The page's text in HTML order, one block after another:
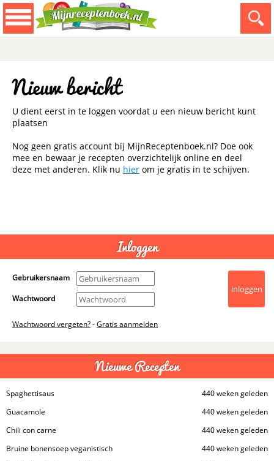
Nieuw bericht
U dient eerst in te loggen voordat u een nieuw bericht kunt
plaatsen
Nog geen gratis account bij MijnReceptenboek.nl? Doe ook
mee en bewaar je recepten overzichtelijk online en deel
deze met anderen. Klik nu hier om je gratis in te schijven.
- Advertentie - powered by
Inloggen
Gebruikersnaam
Wachtwoord
Wachtwoord vergeten?-Gratis aanmelden
Nieuwe Recepten
440 weken geleden
Spaghettisaus
440 weken geleden
Guacamole
440 weken geleden
Chili con carne
440 weken geleden
Bruine bonensoep veganistisch